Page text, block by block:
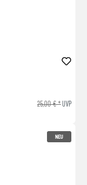
25,00 € *UVP
NEU